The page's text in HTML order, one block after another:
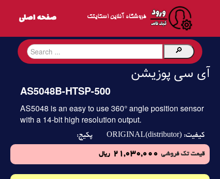
فروشگاه آنلاین اسکایتک
آی سی پوزیشن
AS5048B-HTSP-500
AS5048 is an easy to use 360° angle position sensor
with a 14-bit high resolution output.
کیفیت: ORIGINAL(distributor) پکیج:
قیمت تک فروشی 21,030,000 ریال